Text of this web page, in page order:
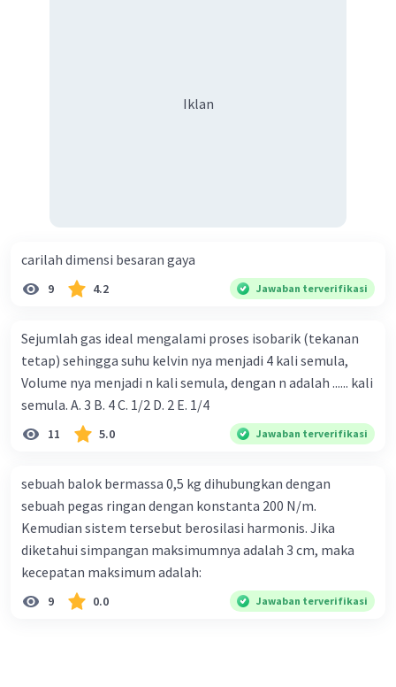
Iklan
carilah dimensi besaran gaya
9 4.2 Jawaban terverifikasi
Sejumlah gas ideal mengalami proses isobarik (tekanan
tetap) sehingga suhu kelvin nya menjadi 4 kali semula,
Volume nya menjadi n kali semula, dengan n adalah ...... kali
semula. A. 3 B. 4 C. 1/2 D. 2 E. 1/4
11 5.0 Jawaban terverifikasi
sebuah balok bermassa 0,5 kg dihubungkan dengan
sebuah pegas ringan dengan konstanta 200 N/m.
Kemudian sistem tersebut berosilasi harmonis. Jika
diketahui simpangan maksimumnya adalah 3 cm, maka
kecepatan maksimum adalah:
9 0.0 Jawaban terverifikasi